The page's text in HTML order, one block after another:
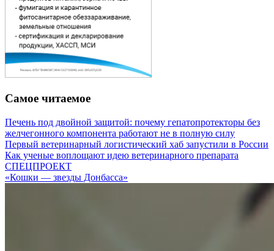
Самое читаемое
Печень под двойной защитой: почему гепатопротекторы без
желчегонного компонента работают не в полную силу
Первый ветеринарный логистический хаб запустили в России
Как ученые воплощают идею ветеринарного препарата
СПЕЦПРОЕКТ
«Кошки — звезды Донбасса»